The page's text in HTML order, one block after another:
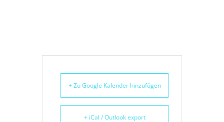
VERANSTALTUNGSKALENDER
+ Zu Google Kalender hinzufügen
+ iCal / Outlook export